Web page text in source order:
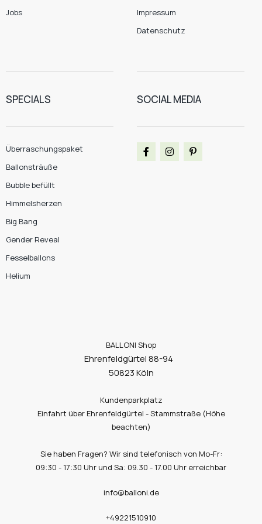
Jobs
Impressum
Datenschutz
SPECIALS
Überraschungspaket
Ballonsträuße
Bubble befüllt
Himmelsherzen
Big Bang
Gender Reveal
Fesselballons
Helium
SOCIAL MEDIA
BALLONI Shop
Ehrenfeldgürtel 88-94
50823 Köln
Kundenparkplatz
Einfahrt über Ehrenfeldgürtel - Stammstraße (Höhe
beachten)
Sie haben Fragen? Wir sind telefonisch von Mo-Fr:
09:30 - 17:30 Uhr und Sa: 09.30 - 17.00 Uhr erreichbar
info@balloni.de
+49221510910